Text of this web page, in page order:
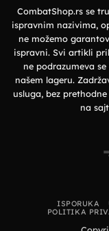
vrhunska
udobnost
CombatShop.rs se
ispravnim nazivima,
ne možemo
ispravni. Svi artikli
ne podrazumeva
našem lageru.
usluga, bez
na
ISPORUKA
POLITIKA